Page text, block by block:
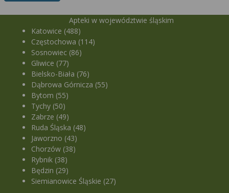
Apteki w województwie śląskim
Katowice (488)
Częstochowa (114)
Sosnowiec (86)
Gliwice (77)
Bielsko-Biała (76)
Dąbrowa Górnicza (55)
Bytom (55)
Tychy (50)
Zabrze (49)
Ruda Śląska (48)
Jaworzno (43)
Chorzów (38)
Rybnik (38)
Będzin (29)
Siemianowice Śląskie (27)